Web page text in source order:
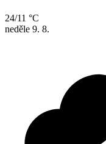
24/11 °C
neděle 9. 8.